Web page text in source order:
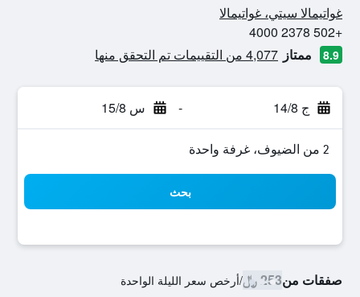
غواتيمالا سيتي، غواتيمالا
+502 2378 4000
8.9 ممتاز 4,077 من التقييمات تم التحقق منها
ج 14/8 - س 15/8
2 من الضيوف، غرفة واحدة
بحث
صفقات من253 ﷼ /أرخص سعر الليلة الواحدة